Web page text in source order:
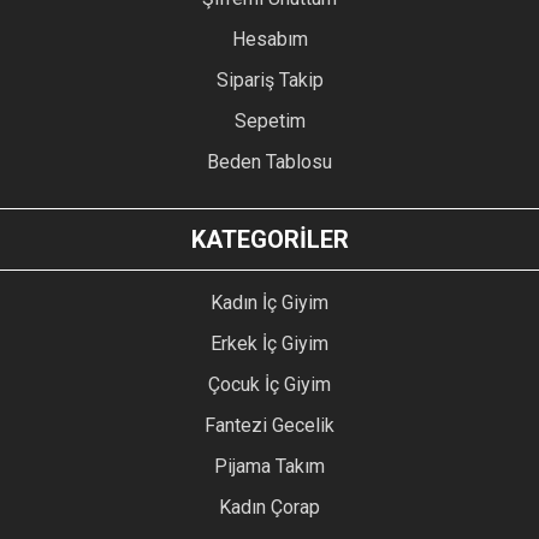
Hesabım
Sipariş Takip
Sepetim
Beden Tablosu
KATEGORİLER
Kadın İç Giyim
Erkek İç Giyim
Çocuk İç Giyim
Fantezi Gecelik
Pijama Takım
Kadın Çorap